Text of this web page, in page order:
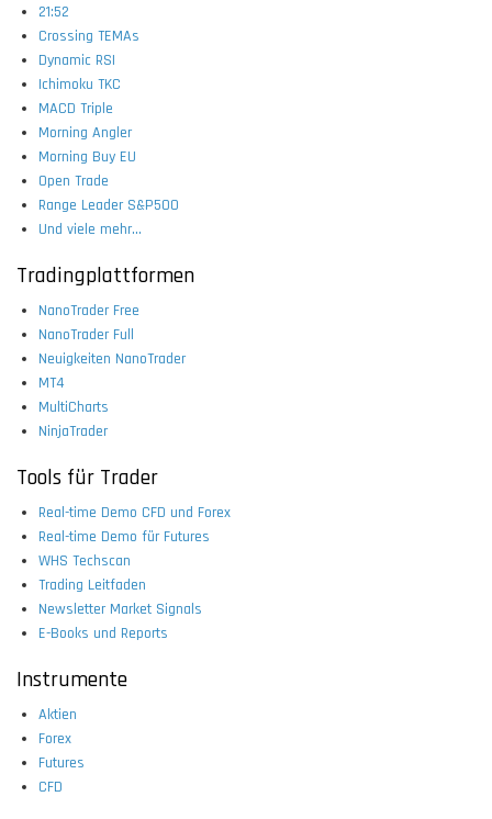
21:52
Crossing TEMAs
Dynamic RSI
Ichimoku TKC
MACD Triple
Morning Angler
Morning Buy EU
Open Trade
Range Leader S&P500
Und viele mehr...
Tradingplattformen
NanoTrader Free
NanoTrader Full
Neuigkeiten NanoTrader
MT4
MultiCharts
NinjaTrader
Tools für Trader
Real-time Demo CFD und Forex
Real-time Demo für Futures
WHS Techscan
Trading Leitfaden
Newsletter Market Signals
E-Books und Reports
Instrumente
Aktien
Forex
Futures
CFD